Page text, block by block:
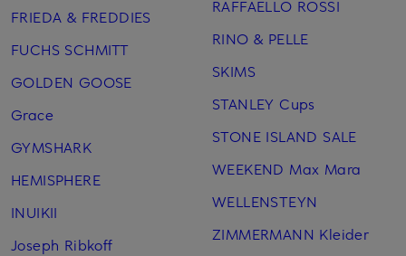
FRIEDA & FREDDIES
FUCHS SCHMITT
GOLDEN GOOSE
Grace
GYMSHARK
HEMISPHERE
INUIKII
Joseph Ribkoff
RAFFAELLO ROSSI
RINO & PELLE
SKIMS
STANLEY Cups
STONE ISLAND SALE
WEEKEND Max Mara
WELLENSTEYN
ZIMMERMANN Kleider